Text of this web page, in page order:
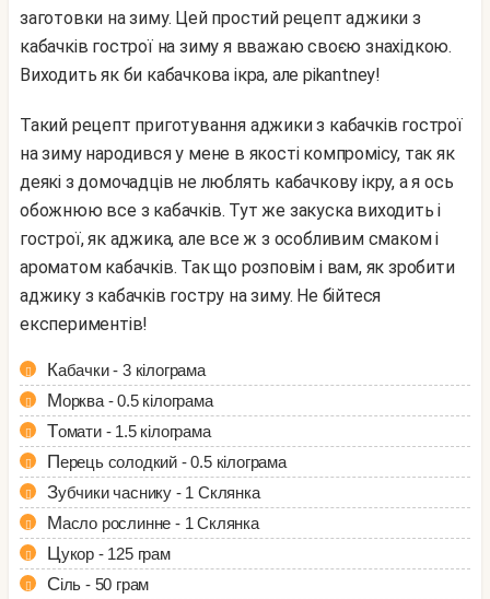
заготовки на зиму. Цей простий рецепт аджики з
кабачків гострої на зиму я вважаю своєю знахідкою.
Виходить як би кабачкова ікра, але pikantney!
Такий рецепт приготування аджики з кабачків гострої
на зиму народився у мене в якості компромісу, так як
деякі з домочадців не люблять кабачкову ікру, а я ось
обожнюю все з кабачків. Тут же закуска виходить і
гострої, як аджика, але все ж з особливим смаком і
ароматом кабачків. Так що розповім і вам, як зробити
аджику з кабачків гостру на зиму. Не бійтеся
експериментів!
Кабачки - 3 кілограма
Морква - 0.5 кілограма
Томати - 1.5 кілограма
Перець солодкий - 0.5 кілограма
Зубчики часнику - 1 Склянка
Масло рослинне - 1 Склянка
Цукор - 125 грам
Сіль - 50 грам